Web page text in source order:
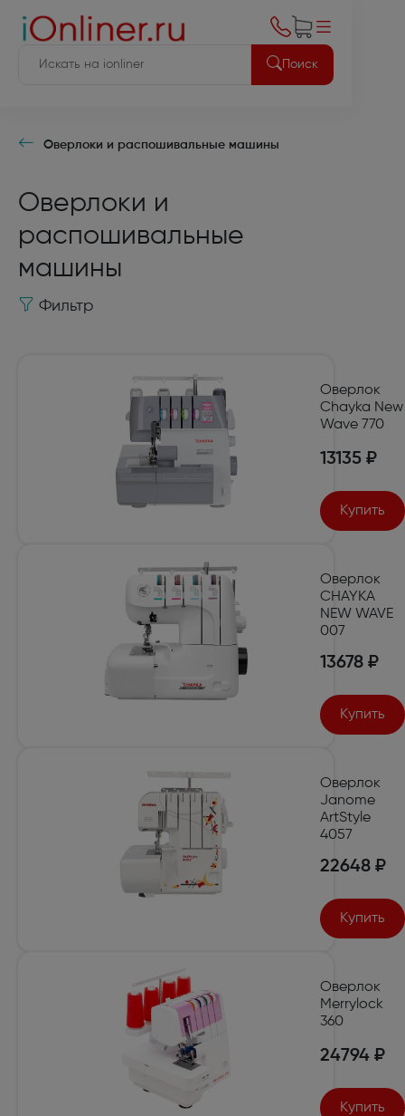
Поиск
Оверлоки и распошивальные машины
Оверлоки и
распошивальные
машины
Фильтр
Оверлок
Chayka New
Wave 770
13135 ₽
Купить
Оверлок
CHAYKA
NEW WAVE
007
13678 ₽
Купить
Оверлок
Janome
ArtStyle
4057
22648 ₽
Купить
Оверлок
Merrylock
360
24794 ₽
Купить